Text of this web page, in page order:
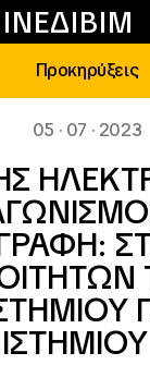
ΙΝΕΔΙΒΙΜ
Προκηρύξεις
05 · 07 · 2023